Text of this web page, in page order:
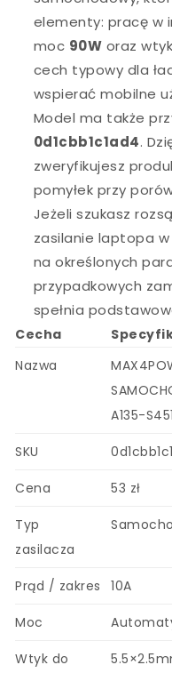
elementy: pracę w
moc 90W oraz wtyk
cech typowy dla
wspierać mobilne
Model ma także
0d1cbb1c1ad4.
zweryfikujesz
pomyłek przy
Jeżeli szukasz
zasilanie laptopa
na określonych
przypadkowych
spełnia
Cecha
Nazwa
A135-
SKU
Cena 53 zł
Typ
zasilacza
Prąd / zakres 10A
Moc
Wtyk do